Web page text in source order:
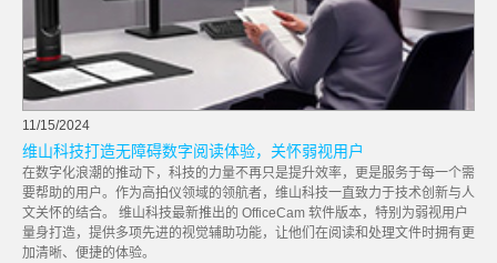
11/15/2024
维山科技打造无障碍数字阅读体验，关怀弱视用户
在数字化浪潮的推动下，科技的力量不再只是提升效率，更是服务于每一个需
要帮助的用户。作为高拍仪领域的领航者，维山科技一直致力于技术创新与人
文关怀的结合。 维山科技最新推出的 OfficeCam 软件版本，特别为弱视用户
量身打造，提供多项先进的视觉辅助功能，让他们在阅读和处理文件时拥有更
加清晰、便捷的体验。